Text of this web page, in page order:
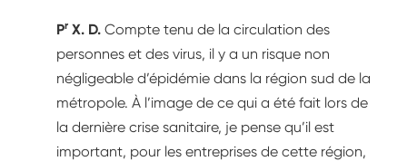
Pr X. D. Compte tenu de la circulation des
personnes et des virus, il y a un risque non
négligeable d’épidémie dans la région sud de la
métropole. À l’image de ce qui a été fait lors de
la dernière crise sanitaire, je pense qu’il est
important, pour les entreprises de cette région,